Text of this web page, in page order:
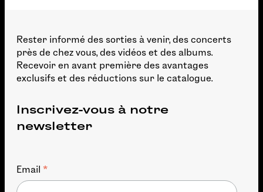
Rester informé des sorties à venir, des concerts
près de chez vous, des vidéos et des albums.
Recevoir en avant première des avantages
exclusifs et des réductions sur le catalogue.
Inscrivez-vous à notre
newsletter
Email *